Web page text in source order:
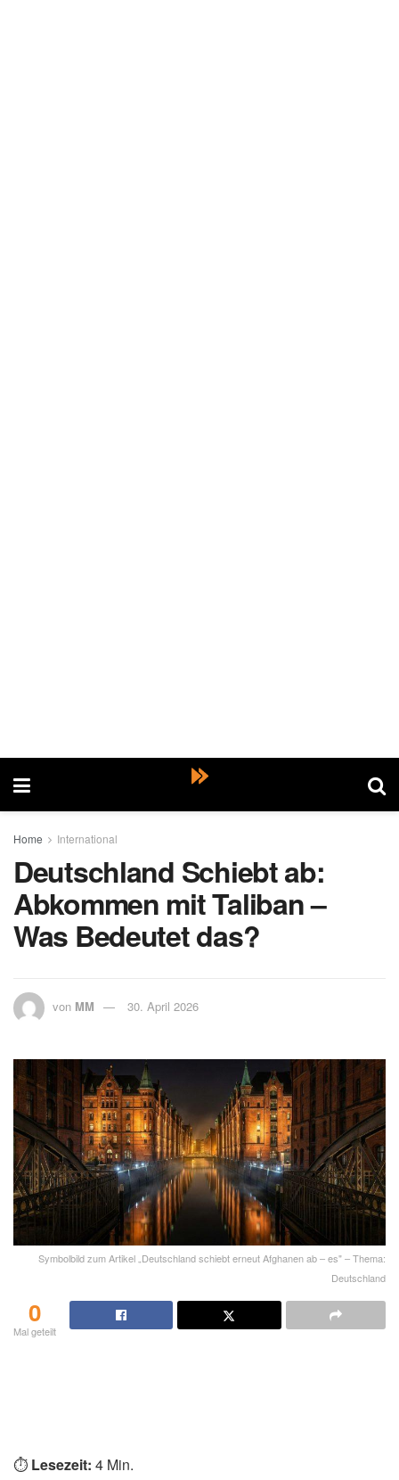
Home International
Deutschland Schiebt ab:
Abkommen mit Taliban –
Was Bedeutet das?
von MM 30. April 2026
Symbolbild zum Artikel „Deutschland schiebt erneut Afghanen ab – es" – Thema:
Deutschland
0
Mal geteilt
⏱️ Lesezeit: 4 Min.